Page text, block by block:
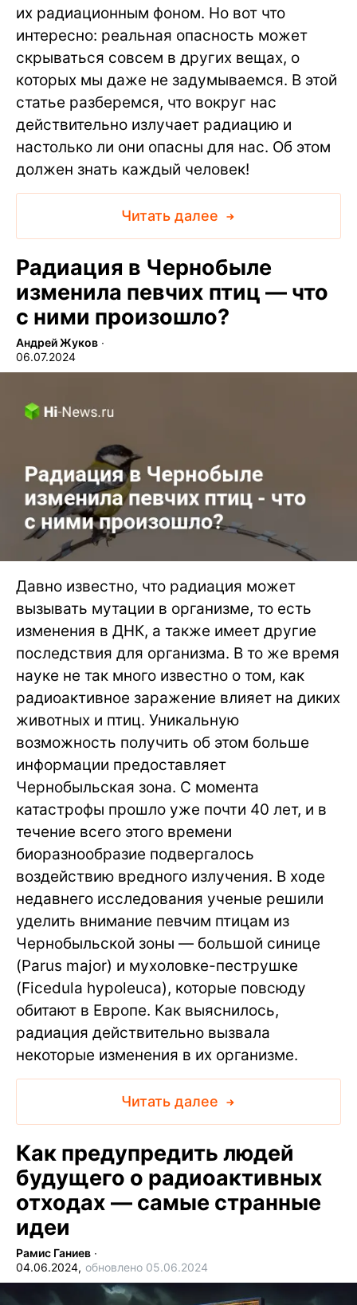
их радиационным фоном. Но вот что
интересно: реальная опасность может
скрываться совсем в других вещах, о
которых мы даже не задумываемся. В этой
статье разберемся, что вокруг нас
действительно излучает радиацию и
настолько ли они опасны для нас. Об этом
должен знать каждый человек!
Читать далее
Радиация в Чернобыле
изменила певчих птиц — что
с ними произошло?
Андрей Жуков ∙
06.07.2024
Давно известно, что радиация может
вызывать мутации в организме, то есть
изменения в ДНК, а также имеет другие
последствия для организма. В то же время
науке не так много известно о том, как
радиоактивное заражение влияет на диких
животных и птиц. Уникальную
возможность получить об этом больше
информации предоставляет
Чернобыльская зона. С момента
катастрофы прошло уже почти 40 лет, и в
течение всего этого времени
биоразнообразие подвергалось
воздействию вредного излучения. В ходе
недавнего исследования ученые решили
уделить внимание певчим птицам из
Чернобыльской зоны — большой синице
(Parus major) и мухоловке-пеструшке
(Ficedula hypoleuca), которые повсюду
обитают в Европе. Как выяснилось,
радиация действительно вызвала
некоторые изменения в их организме.
Читать далее
Как предупредить людей
будущего о радиоактивных
отходах — самые странные
идеи
Рамис Ганиев ∙
04.06.2024, обновлено 05.06.2024